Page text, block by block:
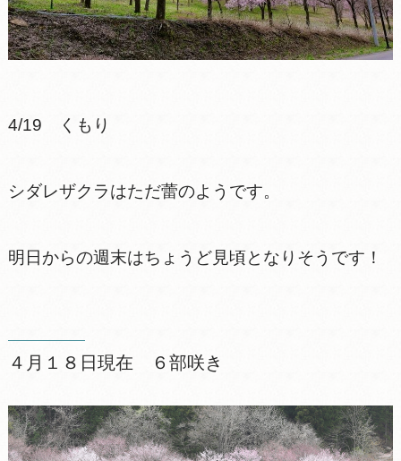
4/19 くもり
シダレザクラはただ蕾のようです。
明日からの週末はちょうど見頃となりそうです！
４月１８日現在 ６部咲き